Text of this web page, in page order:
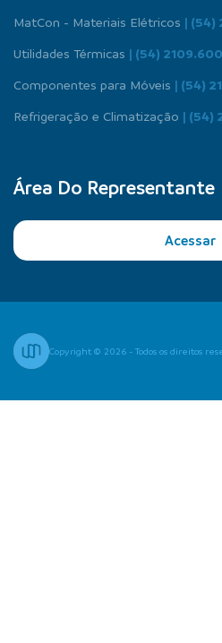
MatCon - Materiais Elétricos | (54)
Utilidades Térmicas | (54)
Componentes para Móveis | (54)
Refrigeração e Climatização | (54)
Área Do Representante
Acessar
Copyright © 2026 - Todos os direitos